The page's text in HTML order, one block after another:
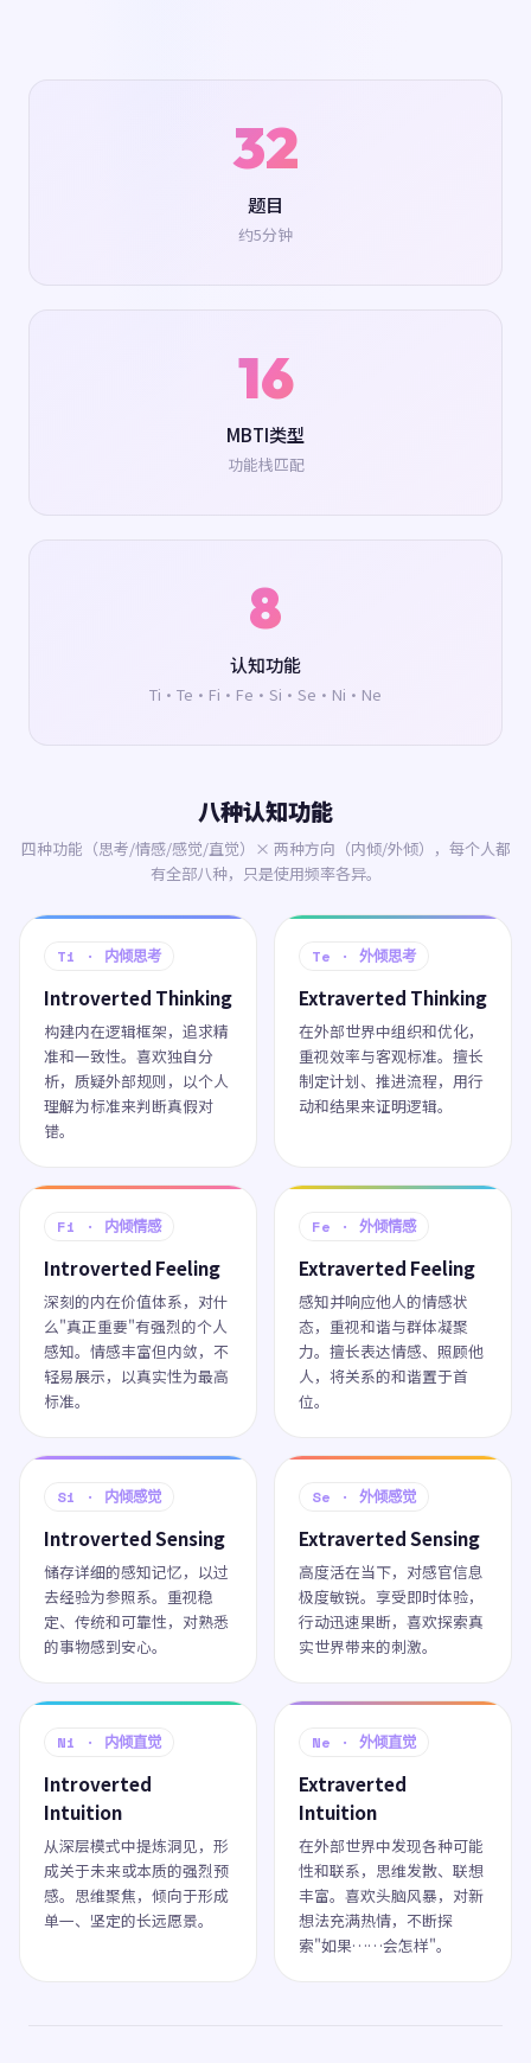
32
题目
约5分钟
16
MBTI类型
功能栈匹配
8
认知功能
Ti·Te·Fi·Fe·Si·Se·Ni·Ne
八种认知功能
四种功能（思考/情感/感觉/直觉）× 两种方向（内倾/外倾），每个人都
有全部八种，只是使用频率各异。
Ti · 内倾思考
Introverted Thinking
构建内在逻辑框架，追求精
准和一致性。喜欢独自分
析，质疑外部规则，以个人
理解为标准来判断真假对
错。
Te · 外倾思考
Extraverted Thinking
在外部世界中组织和优化，
重视效率与客观标准。擅长
制定计划、推进流程，用行
动和结果来证明逻辑。
Fi · 内倾情感
Introverted Feeling
深刻的内在价值体系，对什
么"真正重要"有强烈的个人
感知。情感丰富但内敛，不
轻易展示，以真实性为最高
标准。
Fe · 外倾情感
Extraverted Feeling
感知并响应他人的情感状
态，重视和谐与群体凝聚
力。擅长表达情感、照顾他
人，将关系的和谐置于首
位。
Si · 内倾感觉
Introverted Sensing
储存详细的感知记忆，以过
去经验为参照系。重视稳
定、传统和可靠性，对熟悉
的事物感到安心。
Se · 外倾感觉
Extraverted Sensing
高度活在当下，对感官信息
极度敏锐。享受即时体验，
行动迅速果断，喜欢探索真
实世界带来的刺激。
Ni · 内倾直觉
Introverted
Intuition
从深层模式中提炼洞见，形
成关于未来或本质的强烈预
感。思维聚焦，倾向于形成
单一、坚定的长远愿景。
Ne · 外倾直觉
Extraverted
Intuition
在外部世界中发现各种可能
性和联系，思维发散、联想
丰富。喜欢头脑风暴，对新
想法充满热情，不断探
索"如果……会怎样"。